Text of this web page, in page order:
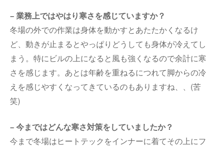
− 業務上ではやはり寒さを感じていますか？
冬場の外での作業は身体を動かすとあたたかくなるけ
ど、動きが止まるとやっぱりどうしても身体が冷えてし
まう。特にビルの上になると風も強くなるので余計に寒
さを感じます。あとは年齢を重ねるにつれて脚からの冷
えを感じやすくなってきているのもありますね、、(苦
笑)
− 今まではどんな寒さ対策をしていましたか？
今まで冬場はヒートテックをインナーに着てその上にフ